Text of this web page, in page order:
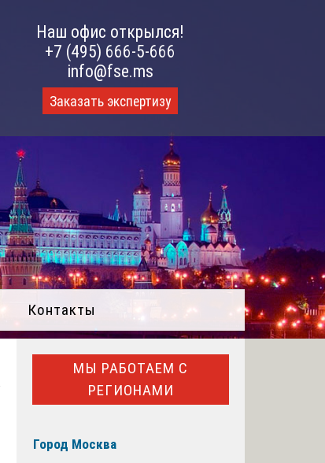
Наш офис открылся!
+7 (495) 666-5-666
info@fse.ms
Заказать экспертизу
Контакты
МЫ РАБОТАЕМ С
РЕГИОНАМИ
Город Москва